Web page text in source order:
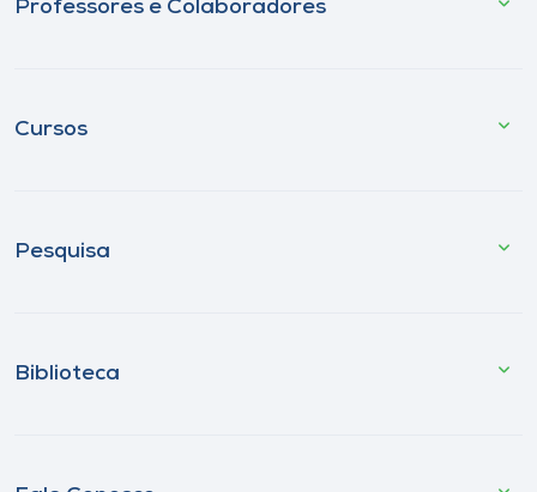
Professores e Colaboradores
Cursos
Pesquisa
Biblioteca